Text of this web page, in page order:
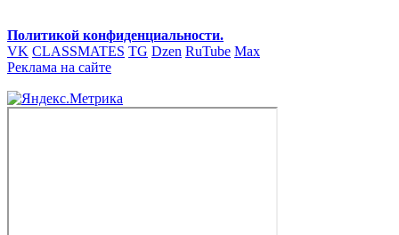
Политикой конфиденциальности.
VK CLASSMATES TG Dzen RuTube Max
Реклама на сайте